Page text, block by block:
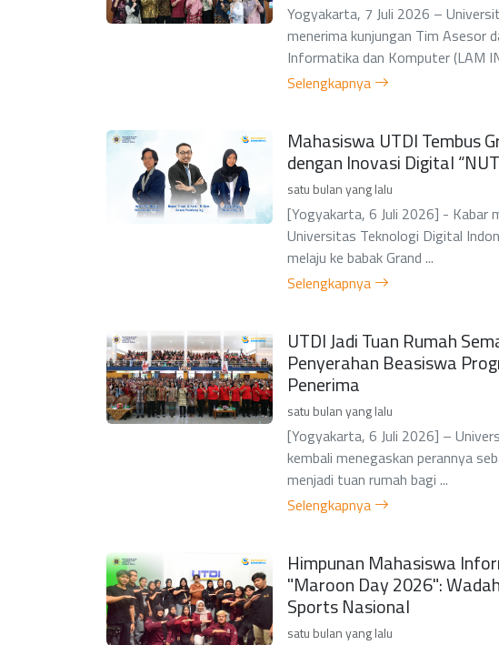
Yogyakarta, 7 Juli 2026 –
menerima kunjungan Tim Asesor
Informatika dan Komputer (LAM
Selengkapnya
Mahasiswa UTDI Tembus
dengan Inovasi Digital
satu bulan yang lalu
[Yogyakarta, 6 Juli 2026] - Kabar
Universitas Teknologi Digital
melaju ke babak Grand ...
Selengkapnya
UTDI Jadi Tuan Rumah
Penyerahan Beasiswa
Penerima
satu bulan yang lalu
[Yogyakarta, 6 Juli 2026] –
kembali menegaskan perannya
menjadi tuan rumah bagi ...
Selengkapnya
Himpunan Mahasiswa
"Maroon Day 2026":
Sports Nasional
satu bulan yang lalu